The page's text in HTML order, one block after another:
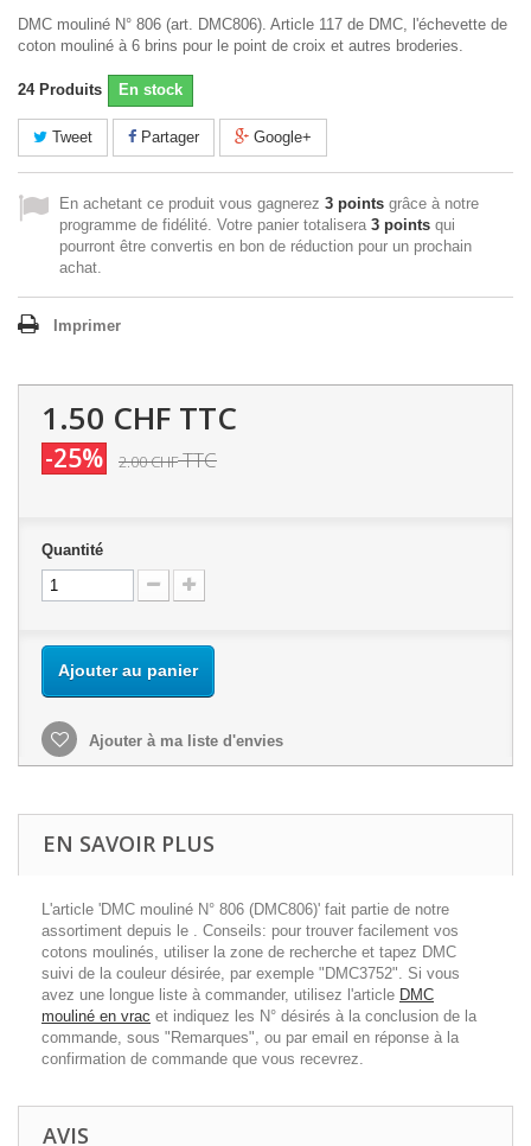
DMC mouliné N° 806 (art. DMC806). Article 117 de DMC, l'échevette de
coton mouliné à 6 brins pour le point de croix et autres broderies.
24 Produits En stock
Tweet Partager Google+
En achetant ce produit vous gagnerez 3 points grâce à notre
programme de fidélité. Votre panier totalisera 3 points qui
pourront être convertis en bon de réduction pour un prochain
achat.
Imprimer
1.50 CHF TTC
-25% 2.00 CHFTTC
Quantité
Ajouter au panier
Ajouter à ma liste d'envies
EN SAVOIR PLUS
L'article 'DMC mouliné N° 806 (DMC806)' fait partie de notre
assortiment depuis le . Conseils: pour trouver facilement vos
cotons moulinés, utiliser la zone de recherche et tapez DMC
suivi de la couleur désirée, par exemple "DMC3752". Si vous
avez une longue liste à commander, utilisez l'article DMC
mouliné en vrac et indiquez les N° désirés à la conclusion de la
commande, sous "Remarques", ou par email en réponse à la
confirmation de commande que vous recevrez.
AVIS